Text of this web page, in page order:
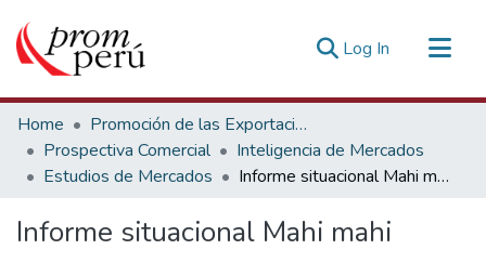
Log In (current)
Communities & Collections
All of DSpace
Statistics
Home
Promoción de las Exportaciones
Prospectiva Comercial
Inteligencia de Mercados
Estudios de Mercados
Informe situacional Mahi mahi
Informe situacional Mahi mahi